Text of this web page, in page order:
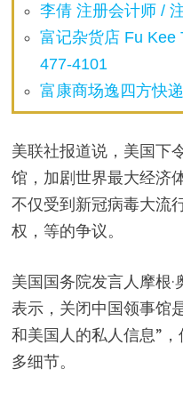
李倩 注册会计师 /
富记杂货店 Fu Kee
477-4101
富康商场逸四方快
美联社报道说，美国下
馆，加剧世界最大经济
不仅受到新冠病毒大流
权，等的争议。
美国国务院发言人摩根·
表示，关闭中国领事馆
和美国人的私人信息”
多细节。